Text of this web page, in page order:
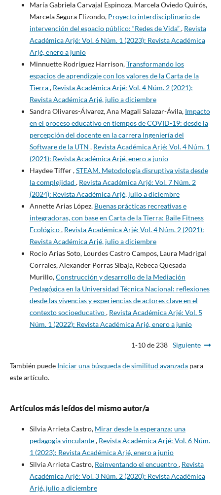
María Gabriela Carvajal Espinoza, Marcela Oviedo Quirós,
Marcela Segura Elizondo, Proyecto interdisciplinario de
intervención del espacio público: “Redes de Vida”, Revista
Académica Arjé: Vol. 6 Núm. 1 (2023): Revista Académica
Arjé, enero a junio
Minnuette Rodríguez Harrison,Transformando los
espacios de aprendizaje con los valores de la Carta de la
Tierra, Revista Académica Arjé: Vol. 4 Núm. 2 (2021):
Revista Académica Arjé, julio a diciembre
Sandra Olivares-Álvarez, Ana Magali Salazar-Ávila, Impacto
en el proceso educativo en tiempos de COVID-19: desde la
percepción del docente en la carrera Ingeniería del
Software de la UTN , Revista Académica Arjé: Vol. 4 Núm. 1
(2021): Revista Académica Arjé, enero a junio
Haydee Tiffer ,STEAM. Metodología disruptiva vista desde
la complejidad , Revista Académica Arjé: Vol. 7 Núm. 2
(2024): Revista Académica Arjé, julio a diciembre
Annette Arias López, Buenas prácticas recreativas e
integradoras, con base en Carta de la Tierra: Baile Fitness
Ecológico, Revista Académica Arjé: Vol. 4 Núm. 2 (2021):
Revista Académica Arjé, julio a diciembre
Rocío Arias Soto, Lourdes Castro Campos, Laura Madrigal
Corrales, Alexander Porras Sibaja, Rebeca Quesada
Murillo,Construcción y desarrollo de la Mediación
Pedagógica en la Universidad Técnica Nacional: reflexiones
desde las vivencias y experiencias de actores clave en el
contexto socioeducativo, Revista Académica Arjé: Vol. 5
Núm. 1 (2022): Revista Académica Arjé, enero a junio
1-10 de 238 Siguiente
También puede Iniciar una búsqueda de similitud avanzadapara
este artículo.
Artículos más leídos del mismo autor/a
Silvia Arrieta Castro, Mirar desde la esperanza: una
pedagogía vinculante, Revista Académica Arjé: Vol. 6 Núm.
1 (2023): Revista Académica Arjé, enero a junio
Silvia Arrieta Castro, Reinventando el encuentro, Revista
Académica Arjé: Vol. 3 Núm. 2 (2020): Revista Académica
Arjé, julio a diciembre